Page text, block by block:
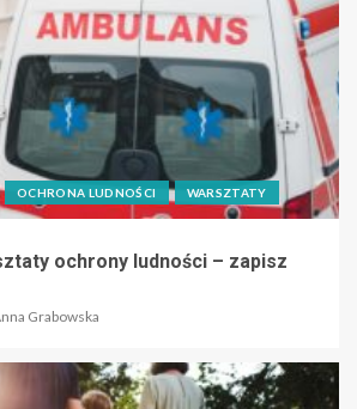
OCHRONA LUDNOŚCI WARSZTATY
ochrony ludności – zapisz
Grabowska